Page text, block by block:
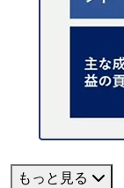
もっと見る